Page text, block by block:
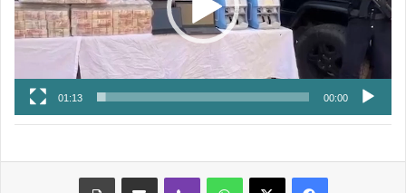
00:00
01:13
واتساب مشاركة عبر البريد